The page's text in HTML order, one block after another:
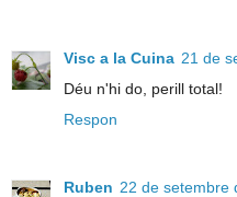
Visc a la Cuina 21 de
Déu n'hi do, perill total!
Respon
Ruben 22 de setembre